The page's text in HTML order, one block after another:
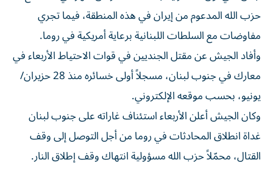
حزب الله المدعوم من إيران في هذه المنطقة، فيما تجري
مفاوضات مع السلطات اللبنانية برعاية أمريكية في روما.
وأفاد الجيش عن مقتل الجنديين في قوات الاحتياط الأربعاء في
معارك في جنوب لبنان، مسجلاً أولى خسائره منذ 28 حزيران/
يونيو، بحسب موقعه الإلكتروني.
وكان الجيش أعلن الأربعاء استئناف غاراته على جنوب لبنان
غداة انطلاق المحادثات في روما من أجل التوصل إلى وقف
القتال، محمّلاً حزب الله مسؤولية انتهاك وقف إطلاق النار.